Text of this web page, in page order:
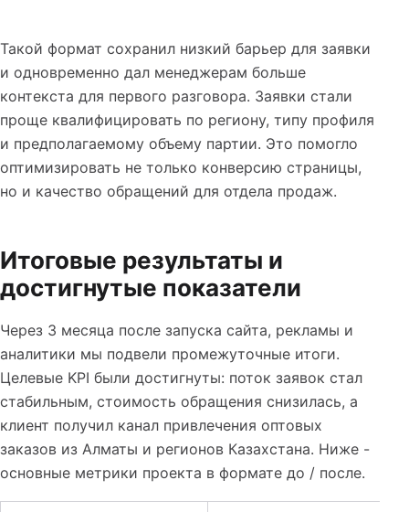
Такой формат сохранил низкий барьер для заявки
и одновременно дал менеджерам больше
контекста для первого разговора. Заявки стали
проще квалифицировать по региону, типу профиля
и предполагаемому объему партии. Это помогло
оптимизировать не только конверсию страницы,
но и качество обращений для отдела продаж.
Итоговые результаты и
достигнутые показатели
Через 3 месяца после запуска сайта, рекламы и
аналитики мы подвели промежуточные итоги.
Целевые KPI были достигнуты: поток заявок стал
стабильным, стоимость обращения снизилась, а
клиент получил канал привлечения оптовых
заказов из Алматы и регионов Казахстана. Ниже -
основные метрики проекта в формате до / после.